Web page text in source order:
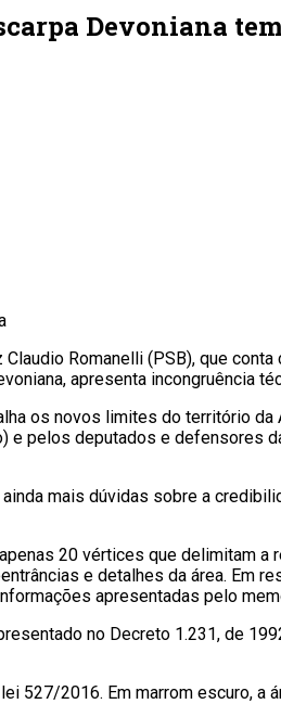
Devoniana
Romanelli (PSB), que
apresenta incongruência
os novos limites do território da
e pelos deputados e defensores
mais dúvidas sobre a
20 vértices que delimitam a
e detalhes da área. Em
apresentadas pelo
no Decreto 1.231, de
527/2016. Em marrom escuro, a